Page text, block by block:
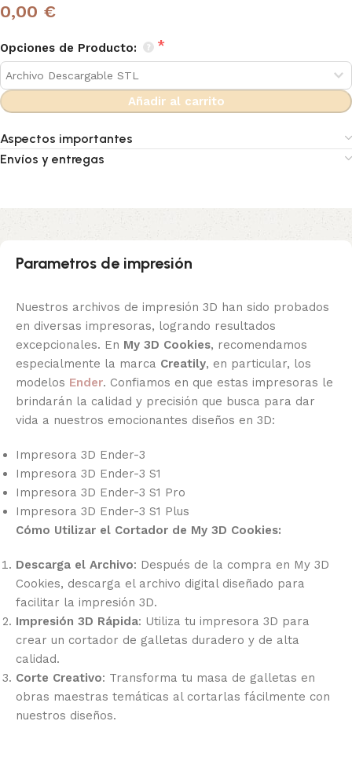
0,00 €
Opciones de Producto:
Añadir al carrito
Aspectos importantes
Envíos y entregas
Parametros de impresión
Nuestros archivos de impresión 3D han sido probados
en diversas impresoras, logrando resultados
excepcionales. En My 3D Cookies, recomendamos
especialmente la marca Creatily, en particular, los
modelos Ender. Confiamos en que estas impresoras le
brindarán la calidad y precisión que busca para dar
vida a nuestros emocionantes diseños en 3D:
Impresora 3D Ender-3
Impresora 3D Ender-3 S1
Impresora 3D Ender-3 S1 Pro
Impresora 3D Ender-3 S1 Plus
Cómo Utilizar el Cortador de My 3D Cookies:
Descarga el Archivo: Después de la compra en My 3D
Cookies, descarga el archivo digital diseñado para
facilitar la impresión 3D.
Impresión 3D Rápida: Utiliza tu impresora 3D para
crear un cortador de galletas duradero y de alta
calidad.
Corte Creativo: Transforma tu masa de galletas en
obras maestras temáticas al cortarlas fácilmente con
nuestros diseños.